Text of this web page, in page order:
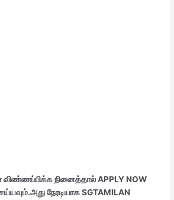
நினைத்தால் APPLY NOW
நேரடியாக SGTAMILAN